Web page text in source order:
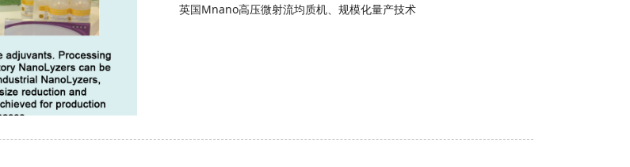
英国Mnano高压微射流均质机、规模化量产技术